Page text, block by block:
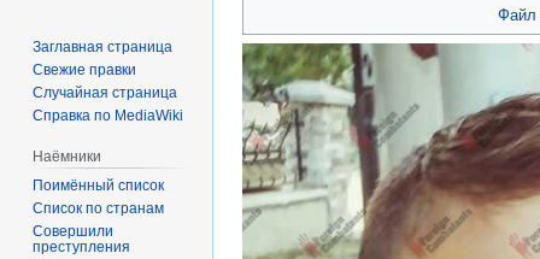
к
навигации
к
поиску
Файл
Заглавная страница
Свежие правки
Случайная страница
Справка по MediaWiki
Наёмники
Поимённый список
Список по странам
Совершили
преступления